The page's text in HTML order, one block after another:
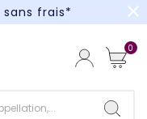
frais*
frais*
close
0